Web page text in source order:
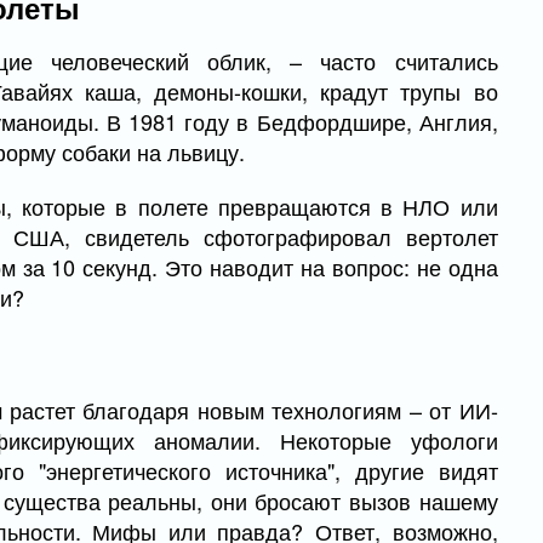
человеческий облик, – часто считались
каша, демоны-кошки, крадут трупы во
В 1981 году в Бедфордшире, Англия,
собаки на львицу.
которые в полете превращаются в НЛО или
свидетель сфотографировал вертолет
10 секунд. Это наводит на вопрос: не одна
благодаря новым технологиям – от ИИ-
аномалии. Некоторые уфологи
"энергетического источника", другие видят
реальны, они бросают вызов нашему
Мифы или правда? Ответ, возможно,